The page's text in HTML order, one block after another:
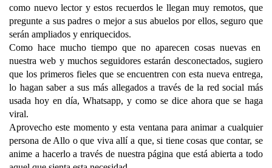
como nuevo lector y estos recuerdos le llegan muy remotos, que
pregunte a sus padres o mejor a sus abuelos por ellos, seguro que
serán ampliados y enriquecidos.
Como hace mucho tiempo que no aparecen cosas nuevas en
nuestra web y muchos seguidores estarán desconectados, sugiero
que los primeros fieles que se encuentren con esta nueva entrega,
lo hagan saber a sus más allegados a través de la red social más
usada hoy en día, Whatsapp, y como se dice ahora que se haga
viral.
Aprovecho este momento y esta ventana para animar a cualquier
persona de Allo o que viva allí a que, si tiene cosas que contar, se
anime a hacerlo a través de nuestra página que está abierta a todo